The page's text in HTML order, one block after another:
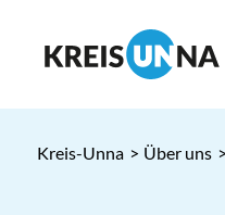
Kreis-Unna > Über uns >